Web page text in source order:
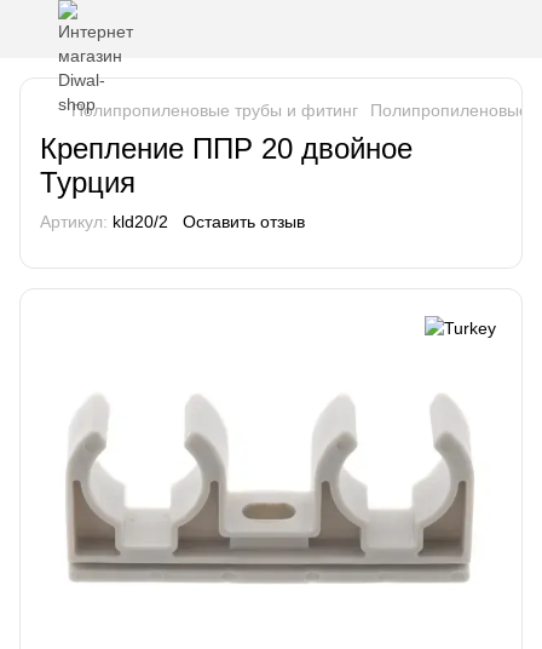
Полипропиленовые трубы и фитинг Полипропиленовые
Крепление ППР 20 двойное
Турция
Артикул: kld20/2 Оставить отзыв